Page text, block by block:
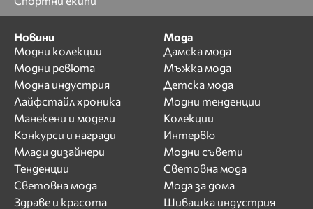
Новини
Модни колекции
Модни ревюта
Модна индустрия
Лайфстайл хроника
Манекени и модели
Конкурси и награди
Млади дизайнери
Тенденции
Световна мода
Здраве и красота
Мода
Дамска мода
Мъжка мода
Детска мода
Модни тенденции
Колекции
Интервю
Модни съвети
Световна мода
Мода за дома
Шивашка индустрия